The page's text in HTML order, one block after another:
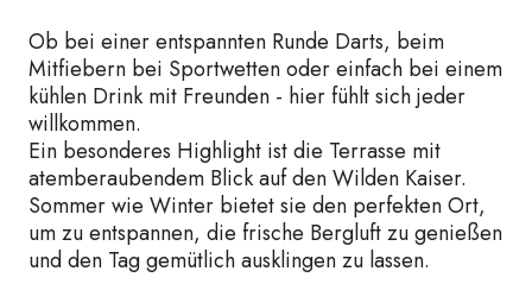
Ob bei einer entspannten Runde Darts, beim
Mitfiebern bei Sportwetten oder einfach bei einem
kühlen Drink mit Freunden - hier fühlt sich jeder
willkommen.
Ein besonderes Highlight ist die Terrasse mit
atemberaubendem Blick auf den Wilden Kaiser.
Sommer wie Winter bietet sie den perfekten Ort,
um zu entspannen, die frische Bergluft zu genießen
und den Tag gemütlich ausklingen zu lassen.